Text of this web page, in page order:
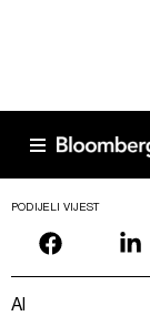
PODIJELI VIJEST
AI